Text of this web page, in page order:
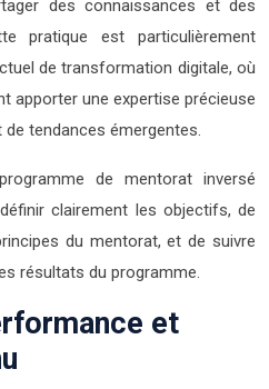
des connaissances et des
pratique est particulièrement
de transformation digitale, où
apporter une expertise précieuse
tendances émergentes.
de mentorat inversé
clairement les objectifs, de
du mentorat, et de suivre
résultats du programme.
et